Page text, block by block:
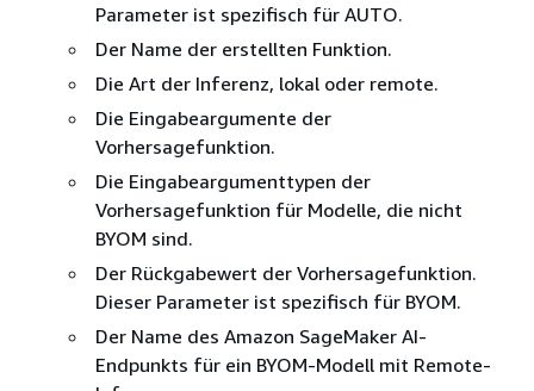
Parameter ist spezifisch für AUTO.
Der Name der erstellten Funktion.
Die Art der Inferenz, lokal oder remote.
Die Eingabeargumente der
Vorhersagefunktion.
Die Eingabeargumenttypen der
Vorhersagefunktion für Modelle, die nicht
BYOM sind.
Der Rückgabewert der Vorhersagefunktion.
Dieser Parameter ist spezifisch für BYOM.
Der Name des Amazon SageMaker AI-
Endpunkts für ein BYOM-Modell mit Remote-